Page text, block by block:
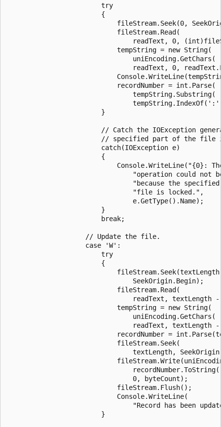
                        try
                        {
fileStream.Seek(0,
                            fileStream.Read(
readText, 0,
                            tempString = new String(
                                uniEncoding.GetChars(
readText, 0,
                            recordNumber = int.Parse(
                                tempString.Substring(
                        }
// Catch the IOException
// specified part of the file
                        catch(IOException e)
                        {
Console.WriteLine("{0}:
"operation could not
"because the
                                "file is locked.",
                                e.GetType().Name);
                        }
                        break;
                    // Update the file.
                    case 'W':
                        try
                        {
                                SeekOrigin.Begin);
                            fileStream.Read(
readText, textLength
                            tempString = new String(
                                uniEncoding.GetChars(
readText, textLength
recordNumber =
                            fileStream.Seek(
textLength,
                                0, byteCount);
                            fileStream.Flush();
                            Console.WriteLine(
"Record has been
                        }